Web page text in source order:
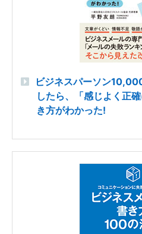
ビジネスパーソン
したら、「感じよく正
き方がわかった!